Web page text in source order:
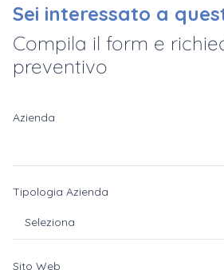
Sei interessato a
Compila il form e
preventivo
Azienda
Tipologia Azienda
Sito Web